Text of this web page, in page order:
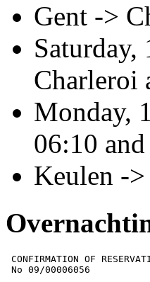
Gent ->
Charleroi
Monday,
06:10
Keulen -
CONFIRMATION OF